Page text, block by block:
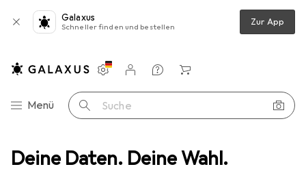
Deine Daten. Deine Wahl.
Galaxus
Schneller finden und bestellen Zur App
Navigation nach Kategorien
Menü Suche
Einstellungen
Kundenkonto
Vergleichslisten
Merklisten
Warenkorb
Phoenix Contact Fuse modular term block 28 A 500 V black